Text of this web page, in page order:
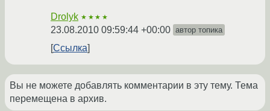
Drolyk ★★★★
23.08.2010 09:59:44 +00:00 автор топика
Ссылка
Вы не можете добавлять комментарии в эту тему. Тема
перемещена в архив.